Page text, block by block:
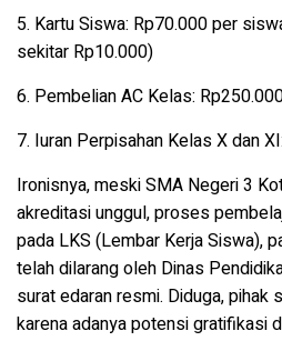
5. Kartu Siswa: Rp70.000 per
sekitar Rp10.000)
6. Pembelian AC Kelas:
7. Iuran Perpisahan Kelas X dan XI
Ironisnya, meski SMA Negeri 3
akreditasi unggul, proses
pada LKS (Lembar Kerja Siswa),
telah dilarang oleh Dinas
surat edaran resmi. Diduga, pihak
karena adanya potensi gratifikasi